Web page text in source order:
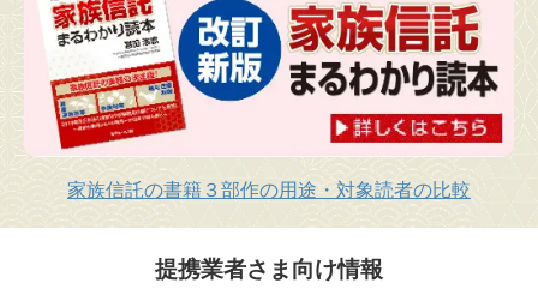
家族信託の書籍３部作の用途・対象読者の比較
提携業者さま向け情報